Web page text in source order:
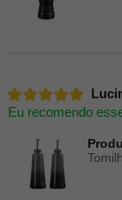
Eu recomendo